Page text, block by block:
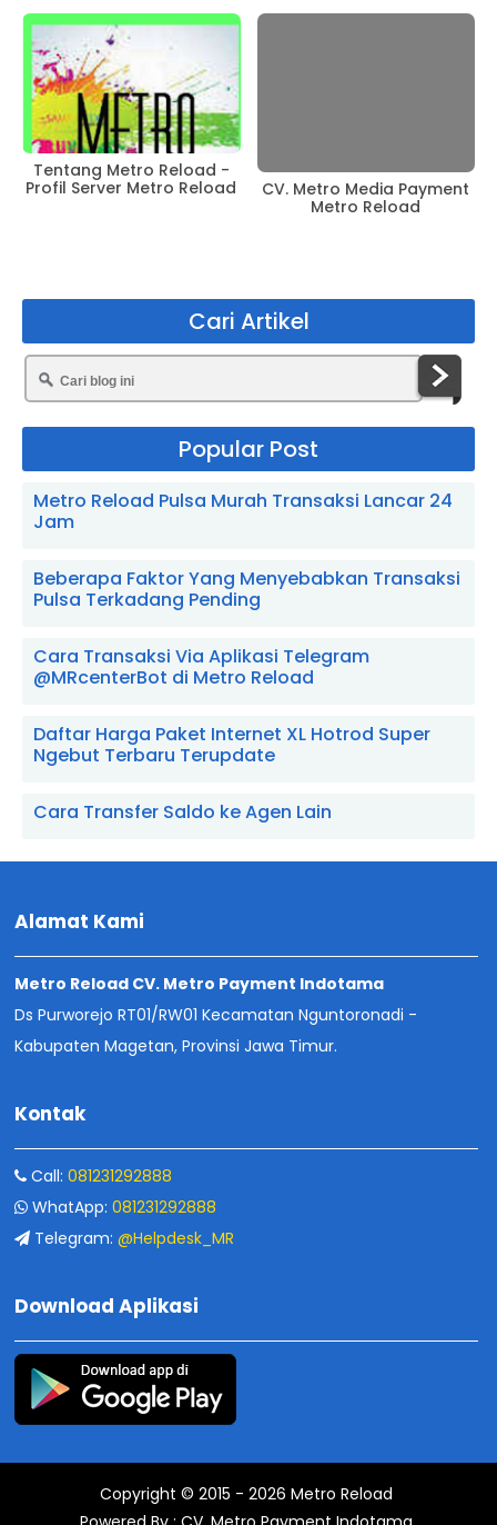
Tentang Metro Reload -
Profil Server Metro Reload
CV. Metro Media Payment
Metro Reload
Cari Artikel
Popular Post
Metro Reload Pulsa Murah Transaksi Lancar 24
Jam
Beberapa Faktor Yang Menyebabkan Transaksi
Pulsa Terkadang Pending
Cara Transaksi Via Aplikasi Telegram
@MRcenterBot di Metro Reload
Daftar Harga Paket Internet XL Hotrod Super
Ngebut Terbaru Terupdate
Cara Transfer Saldo ke Agen Lain
Alamat Kami
Metro Reload CV. Metro Payment Indotama
Ds Purworejo RT01/RW01 Kecamatan Nguntoronadi -
Kabupaten Magetan, Provinsi Jawa Timur.
Kontak
Call: 081231292888
WhatApp: 081231292888
Telegram: @Helpdesk_MR
Download Aplikasi
Copyright © 2015 - 2026 Metro Reload